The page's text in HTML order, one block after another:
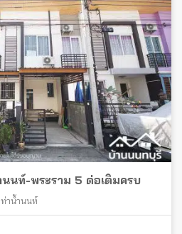
นท์-พระราม 5 ต่อเติมครบ
ท่าน้ำนนท์